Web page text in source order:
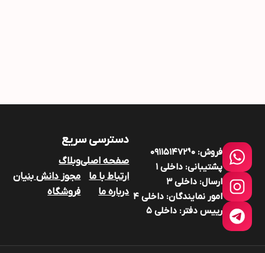
فروش: ۰۹۱۱۵۱۴۷۲9۰
پشتیبانی: داخلی ۱
ارسال: داخلی ۳
امور نمایندگان: داخلی ۴
رییس دفتر: داخلی ۵
دسترسی سریع
صفحه اصلی
ارتباط با ما
درباره ما
وبلاگ
مجوز دانش بنیان
فروشگاه